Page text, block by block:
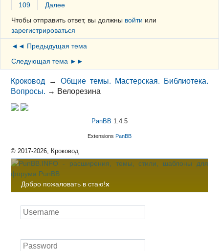
109
Далее
Чтобы отправить ответ, вы должны войти или
зарегистрироваться
◄◄ Предыдущая тема
Следующая тема ►►
Кроковод →Общие темы. Мастерская. Библиотека.
Вопросы. → Велорезина
PanBB 1.4.5
Extensions PanBB
© 2017-2026, Кроковод
Добро пожаловать в стаю!x